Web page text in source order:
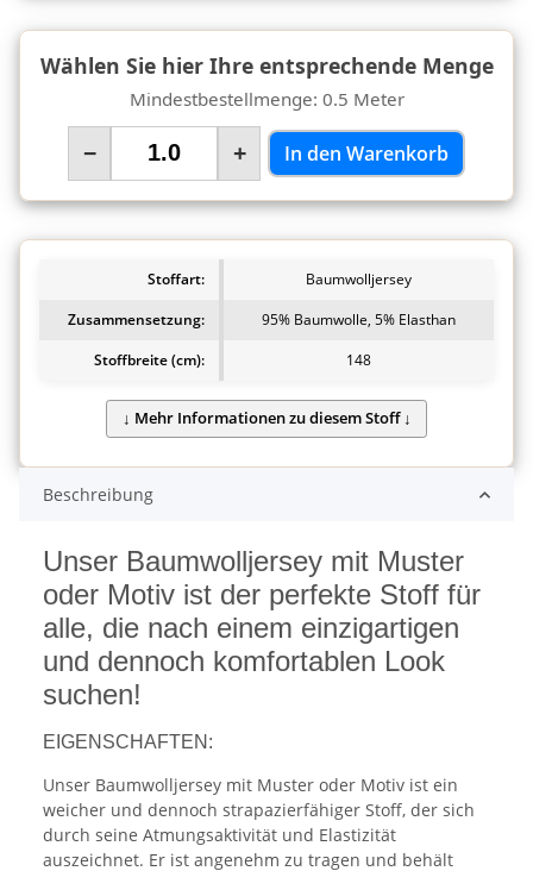
Wählen Sie hier Ihre entsprechende Menge
Mindestbestellmenge: 0.5 Meter
− + In den Warenkorb
Stoffart:
Baumwolljersey
Zusammensetzung:
95% Baumwolle, 5% Elasthan
Stoffbreite (cm):
148
Beschreibung
Unser Baumwolljersey mit Muster
oder Motiv ist der perfekte Stoff für
alle, die nach einem einzigartigen
und dennoch komfortablen Look
suchen!
EIGENSCHAFTEN:
Unser Baumwolljersey mit Muster oder Motiv ist ein
weicher und dennoch strapazierfähiger Stoff, der sich
durch seine Atmungsaktivität und Elastizität
auszeichnet. Er ist angenehm zu tragen und behält